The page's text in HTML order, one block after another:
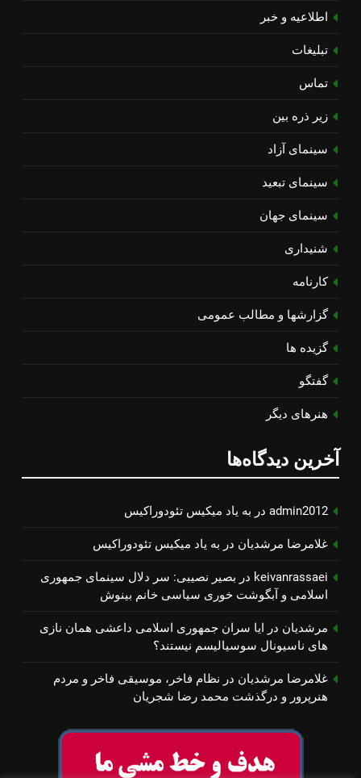
اطلاعیه و خبر
تبلیغات
تماس
زیر ذره بین
سینمای آزاد
سینمای تبعید
سینمای جهان
شنیداری
کارنامه
گزارشها و مطالب عمومی
گزیده ها
گفتگو
هنرهای دیگر
آخرین دیدگاه‌ها
admin2012 در به یاد میكیس تئودوراكیس
غلامرضا مرشدیان در به یاد میكیس تئودوراكیس
keivanrassaei در بصیر نصیبی: سر دلال سینمای جمهوری
اسلامی و آبگوشت خوری سیاسی خانم بینوش
مرشدیان در ایا سران جمهوری اسلامی داعشی همان نازی
های ناسیونال سوسیالیسم نیستند؟
غلامرضا مرشدیان در نظام فاخر، موسیقی فاخر و مردم
هنرپرور و درگذشت محمد رضا شجریان